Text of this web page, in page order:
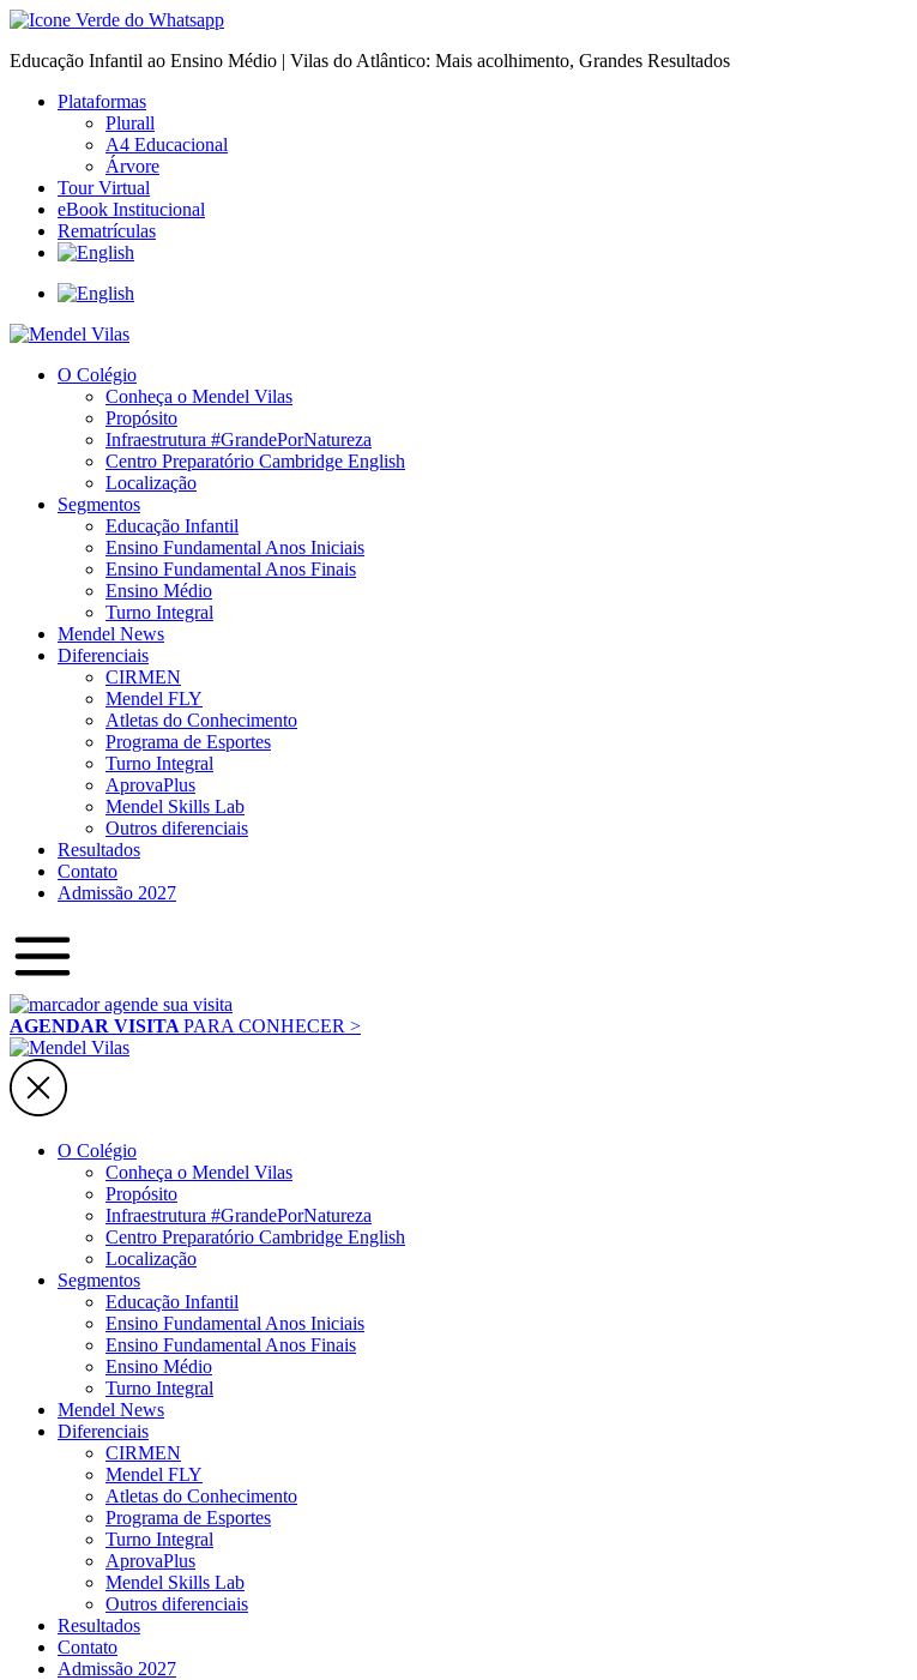
Educação Infantil ao Ensino Médio | Vilas do Atlântico: Mais acolhimento, Grandes Resultados
Plataformas
Plurall
A4 Educacional
Árvore
Tour Virtual
eBook Institucional
Rematrículas
O Colégio
Conheça o Mendel Vilas
Propósito
Infraestrutura #GrandePorNatureza
Centro Preparatório Cambridge English
Localização
Segmentos
Educação Infantil
Ensino Fundamental Anos Iniciais
Ensino Fundamental Anos Finais
Ensino Médio
Turno Integral
Mendel News
Diferenciais
CIRMEN
Mendel FLY
Atletas do Conhecimento
Programa de Esportes
Turno Integral
AprovaPlus
Mendel Skills Lab
Outros diferenciais
Resultados
Contato
Admissão 2027
AGENDAR VISITA PARA CONHECER >
O Colégio
Conheça o Mendel Vilas
Propósito
Infraestrutura #GrandePorNatureza
Centro Preparatório Cambridge English
Localização
Segmentos
Educação Infantil
Ensino Fundamental Anos Iniciais
Ensino Fundamental Anos Finais
Ensino Médio
Turno Integral
Mendel News
Diferenciais
CIRMEN
Mendel FLY
Atletas do Conhecimento
Programa de Esportes
Turno Integral
AprovaPlus
Mendel Skills Lab
Outros diferenciais
Resultados
Contato
Admissão 2027